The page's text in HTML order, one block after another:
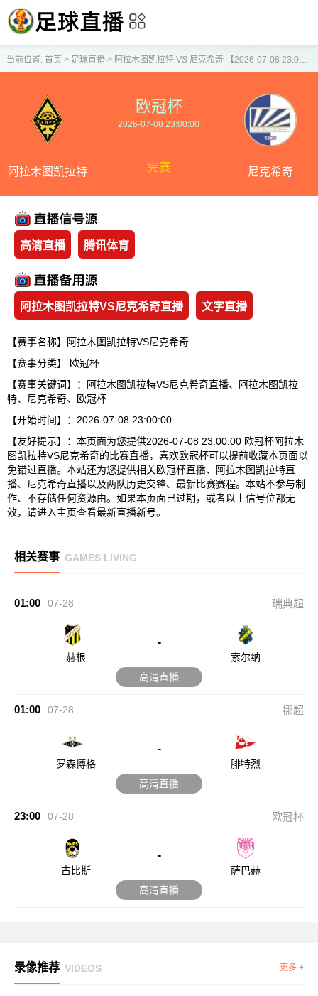
当前位置: 首页 > 足球直播> 阿拉木图凯拉特 VS 尼克希奇 【2026-07-08 23:00:00】
阿拉木图凯拉特
欧冠杯
2026-07-08 23:00:00
完赛 尼克希奇
高清直播 腾讯体育
阿拉木图凯拉特VS尼克希奇直播 文字直播
【赛事名称】阿拉木图凯拉特VS尼克希奇
【赛事分类】
欧冠杯
【赛事关键词】：阿拉木图凯拉特VS尼克希奇直播、阿拉木图凯拉
特、尼克希奇、欧冠杯
【开始时间】：2026-07-08 23:00:00
【友好提示】：本页面为您提供2026-07-08 23:00:00 欧冠杯阿拉木
图凯拉特VS尼克希奇的比赛直播，喜欢欧冠杯可以提前收藏本页面以
免错过直播。本站还为您提供相关欧冠杯直播、阿拉木图凯拉特直
播、尼克希奇直播以及两队历史交锋、最新比赛赛程。本站不参与制
作、不存储任何资源由。如果本页面已过期，或者以上信号位都无
效，请进入主页查看最新直播新号。
相关赛事 GAMES LIVING
01:00 07-28 瑞典超
赫根
-
索尔纳
高清直播
01:00 07-28 挪超
罗森博格
-
腓特烈
高清直播
23:00 07-28 欧冠杯
古比斯
-
萨巴赫
高清直播
录像推荐 VIDEOS 更多 +